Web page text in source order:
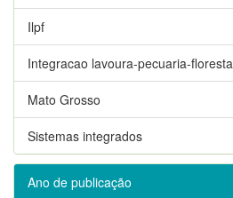
Ilpf
Integracao lavoura-pecuaria-floresta
Mato Grosso
Sistemas integrados
Ano de publicação